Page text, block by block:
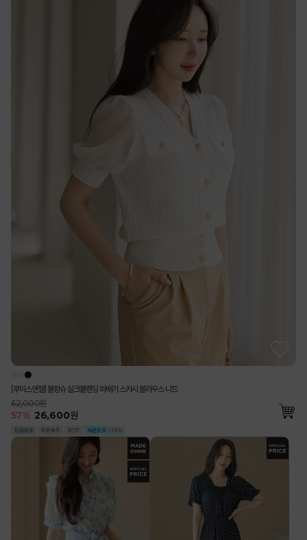
[루이스엔젤] 블랑슈 실크블렌딩 꽈배기 스카시 블라우스 니트
62,000원
57% 26,600원